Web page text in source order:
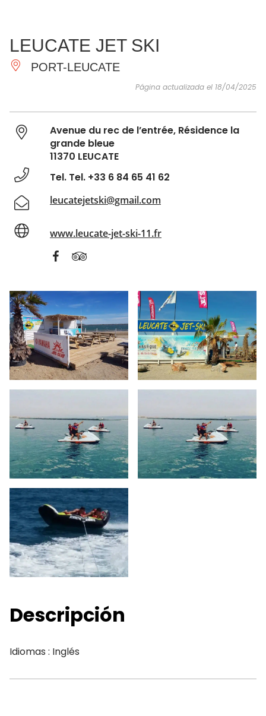
IMPRESCINDIBLES
HACER
LEUCATE JET SKI
PORT-LEUCATE
Página actualizada el 18/04/2025
Avenue du rec de l’entrée, Résidence la
grande bleue
11370 LEUCATE
Tel. Tel. +33 6 84 65 41 62
leucatejetski@gmail.com
www.leucate-jet-ski-11.fr
Descripción
Idiomas : Inglés